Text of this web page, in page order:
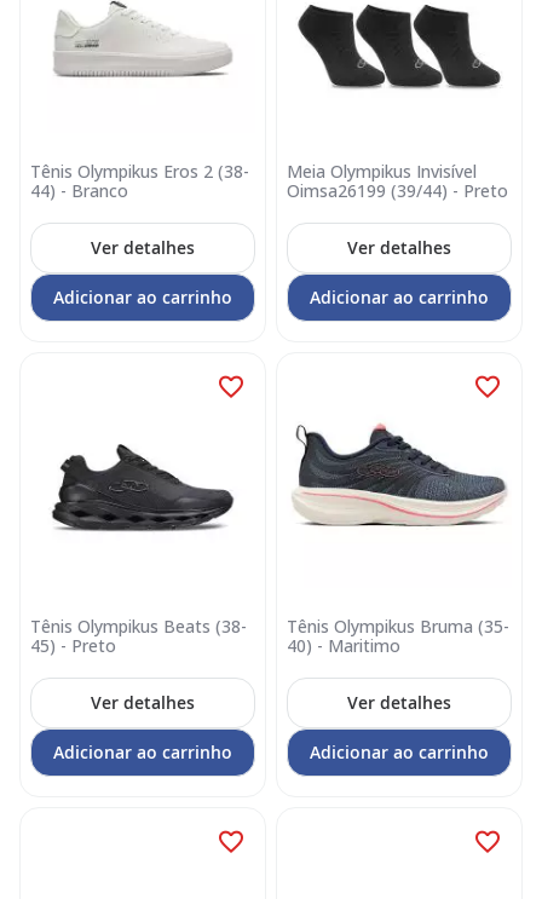
Tênis Olympikus Eros 2 (38-
44) - Branco
Ver detalhes
Adicionar ao carrinho
Meia Olympikus Invisível
Oimsa26199 (39/44) - Preto
Ver detalhes
Adicionar ao carrinho
Tênis Olympikus Beats (38-
45) - Preto
Ver detalhes
Adicionar ao carrinho
Tênis Olympikus Bruma (35-
40) - Maritimo
Ver detalhes
Adicionar ao carrinho